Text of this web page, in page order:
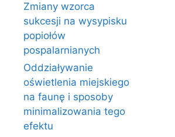
Zmiany wzorca
sukcesji na wysypisku
popiołów
pospalarnianych
Oddziaływanie
oświetlenia miejskiego
na faunę i sposoby
minimalizowania tego
efektu